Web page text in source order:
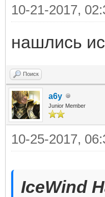
10-21-2017,
нашлись
Поиск
a6y
Junior Member
10-25-2017,
IceWind